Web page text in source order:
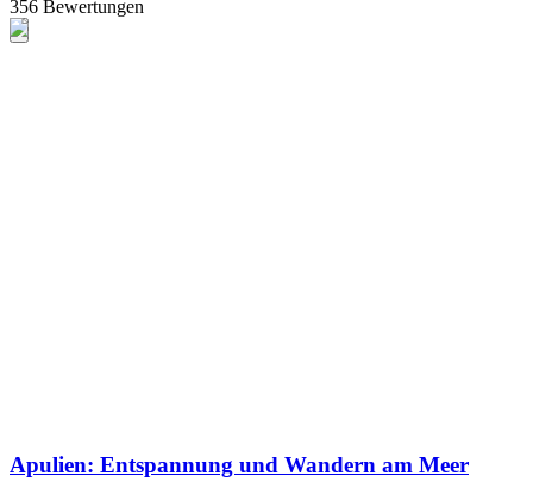
356 Bewertungen
Apulien: Entspannung und Wandern am Meer